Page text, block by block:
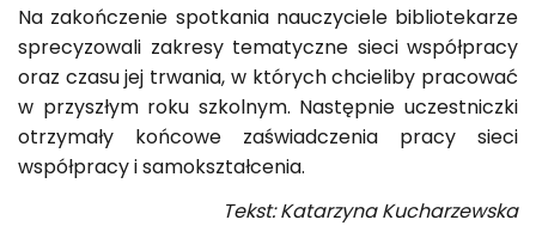
Na zakończenie spotkania nauczyciele bibliotekarze
sprecyzowali zakresy tematyczne sieci współpracy
oraz czasu jej trwania, w których chcieliby pracować
w przyszłym roku szkolnym. Następnie uczestniczki
otrzymały końcowe zaświadczenia pracy sieci
współpracy i samokształcenia.
Tekst: Katarzyna Kucharzewska